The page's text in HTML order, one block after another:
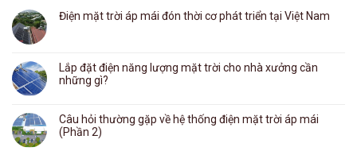
Điện mặt trời áp mái đón thời cơ phát triển tại Việt Nam
Lắp đặt điện năng lượng mặt trời cho nhà xưởng cần
những gì?
Câu hỏi thường gặp về hệ thống điện mặt trời áp mái
(Phần 2)